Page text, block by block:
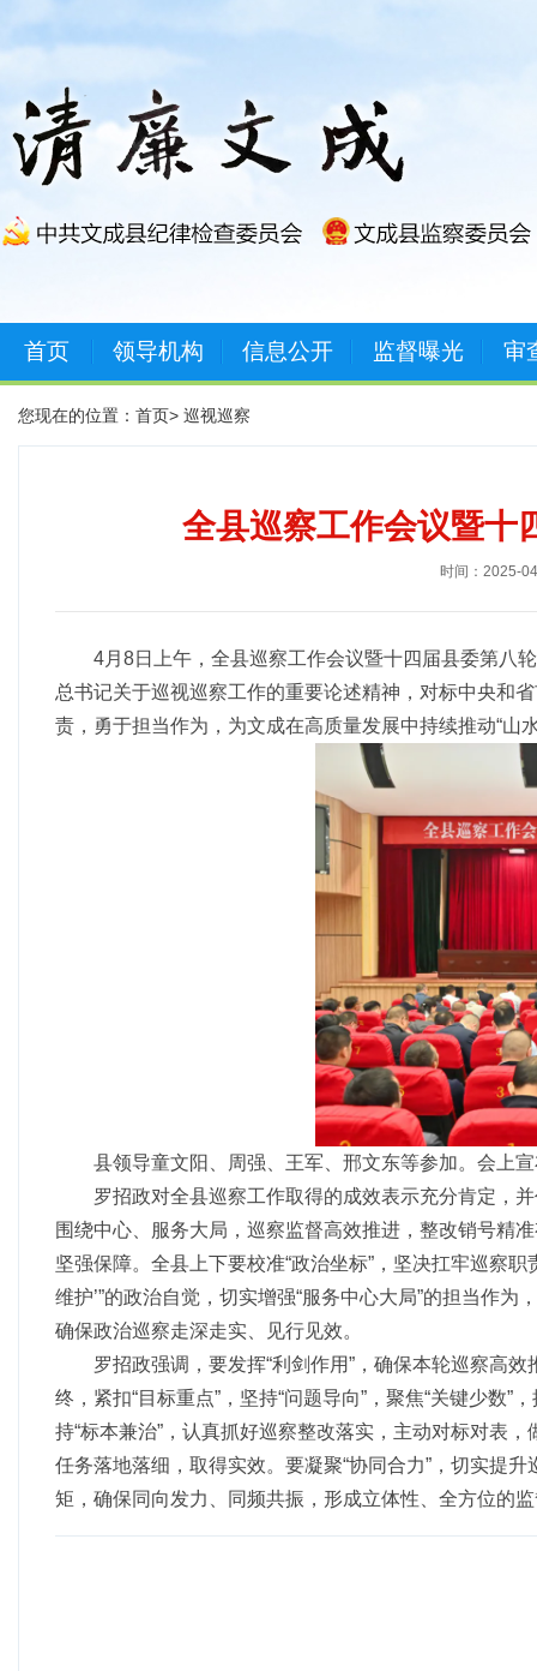
首页 领导机构 信息公开 监督曝光 审
您现在的位置： 首页> 巡视巡察
全县巡察工作会议暨十
时间：2025-
4月8日上午，全县巡察工作会议暨十四届县委第八
总书记关于巡视巡察工作的重要论述精神，对标中央和
责，勇于担当作为，为文成在高质量发展中持续推动“山
县领导童文阳、周强、王军、邢文东等参加。会上
罗招政对全县巡察工作取得的成效表示充分肯定，
围绕中心、服务大局，巡察监督高效推进，整改销号精
坚强保障。全县上下要校准“政治坐标”，坚决扛牢巡察
维护’”的政治自觉，切实增强“服务中心大局”的担当作
确保政治巡察走深走实、见行见效。
罗招政强调，要发挥“利剑作用”，确保本轮巡察高
终，紧扣“目标重点”，坚持“问题导向”，聚焦“关键少数
持“标本兼治”，认真抓好巡察整改落实，主动对标对表
任务落地落细，取得实效。要凝聚“协同合力”，切实提
矩，确保同向发力、同频共振，形成立体性、全方位的